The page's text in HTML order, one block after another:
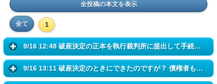
全投稿の本文を表示
全て 1
9/16 12:48 破産決定の正本を執行裁判所に提出して手続きすれば 本人に...
9/16 13:11 破産決定のときにできたのですが？ 債権者もうその分受領し...